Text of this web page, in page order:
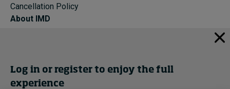
Cancellation Policy
About IMD
Programs
Events
Log in or register to enjoy the full
experience